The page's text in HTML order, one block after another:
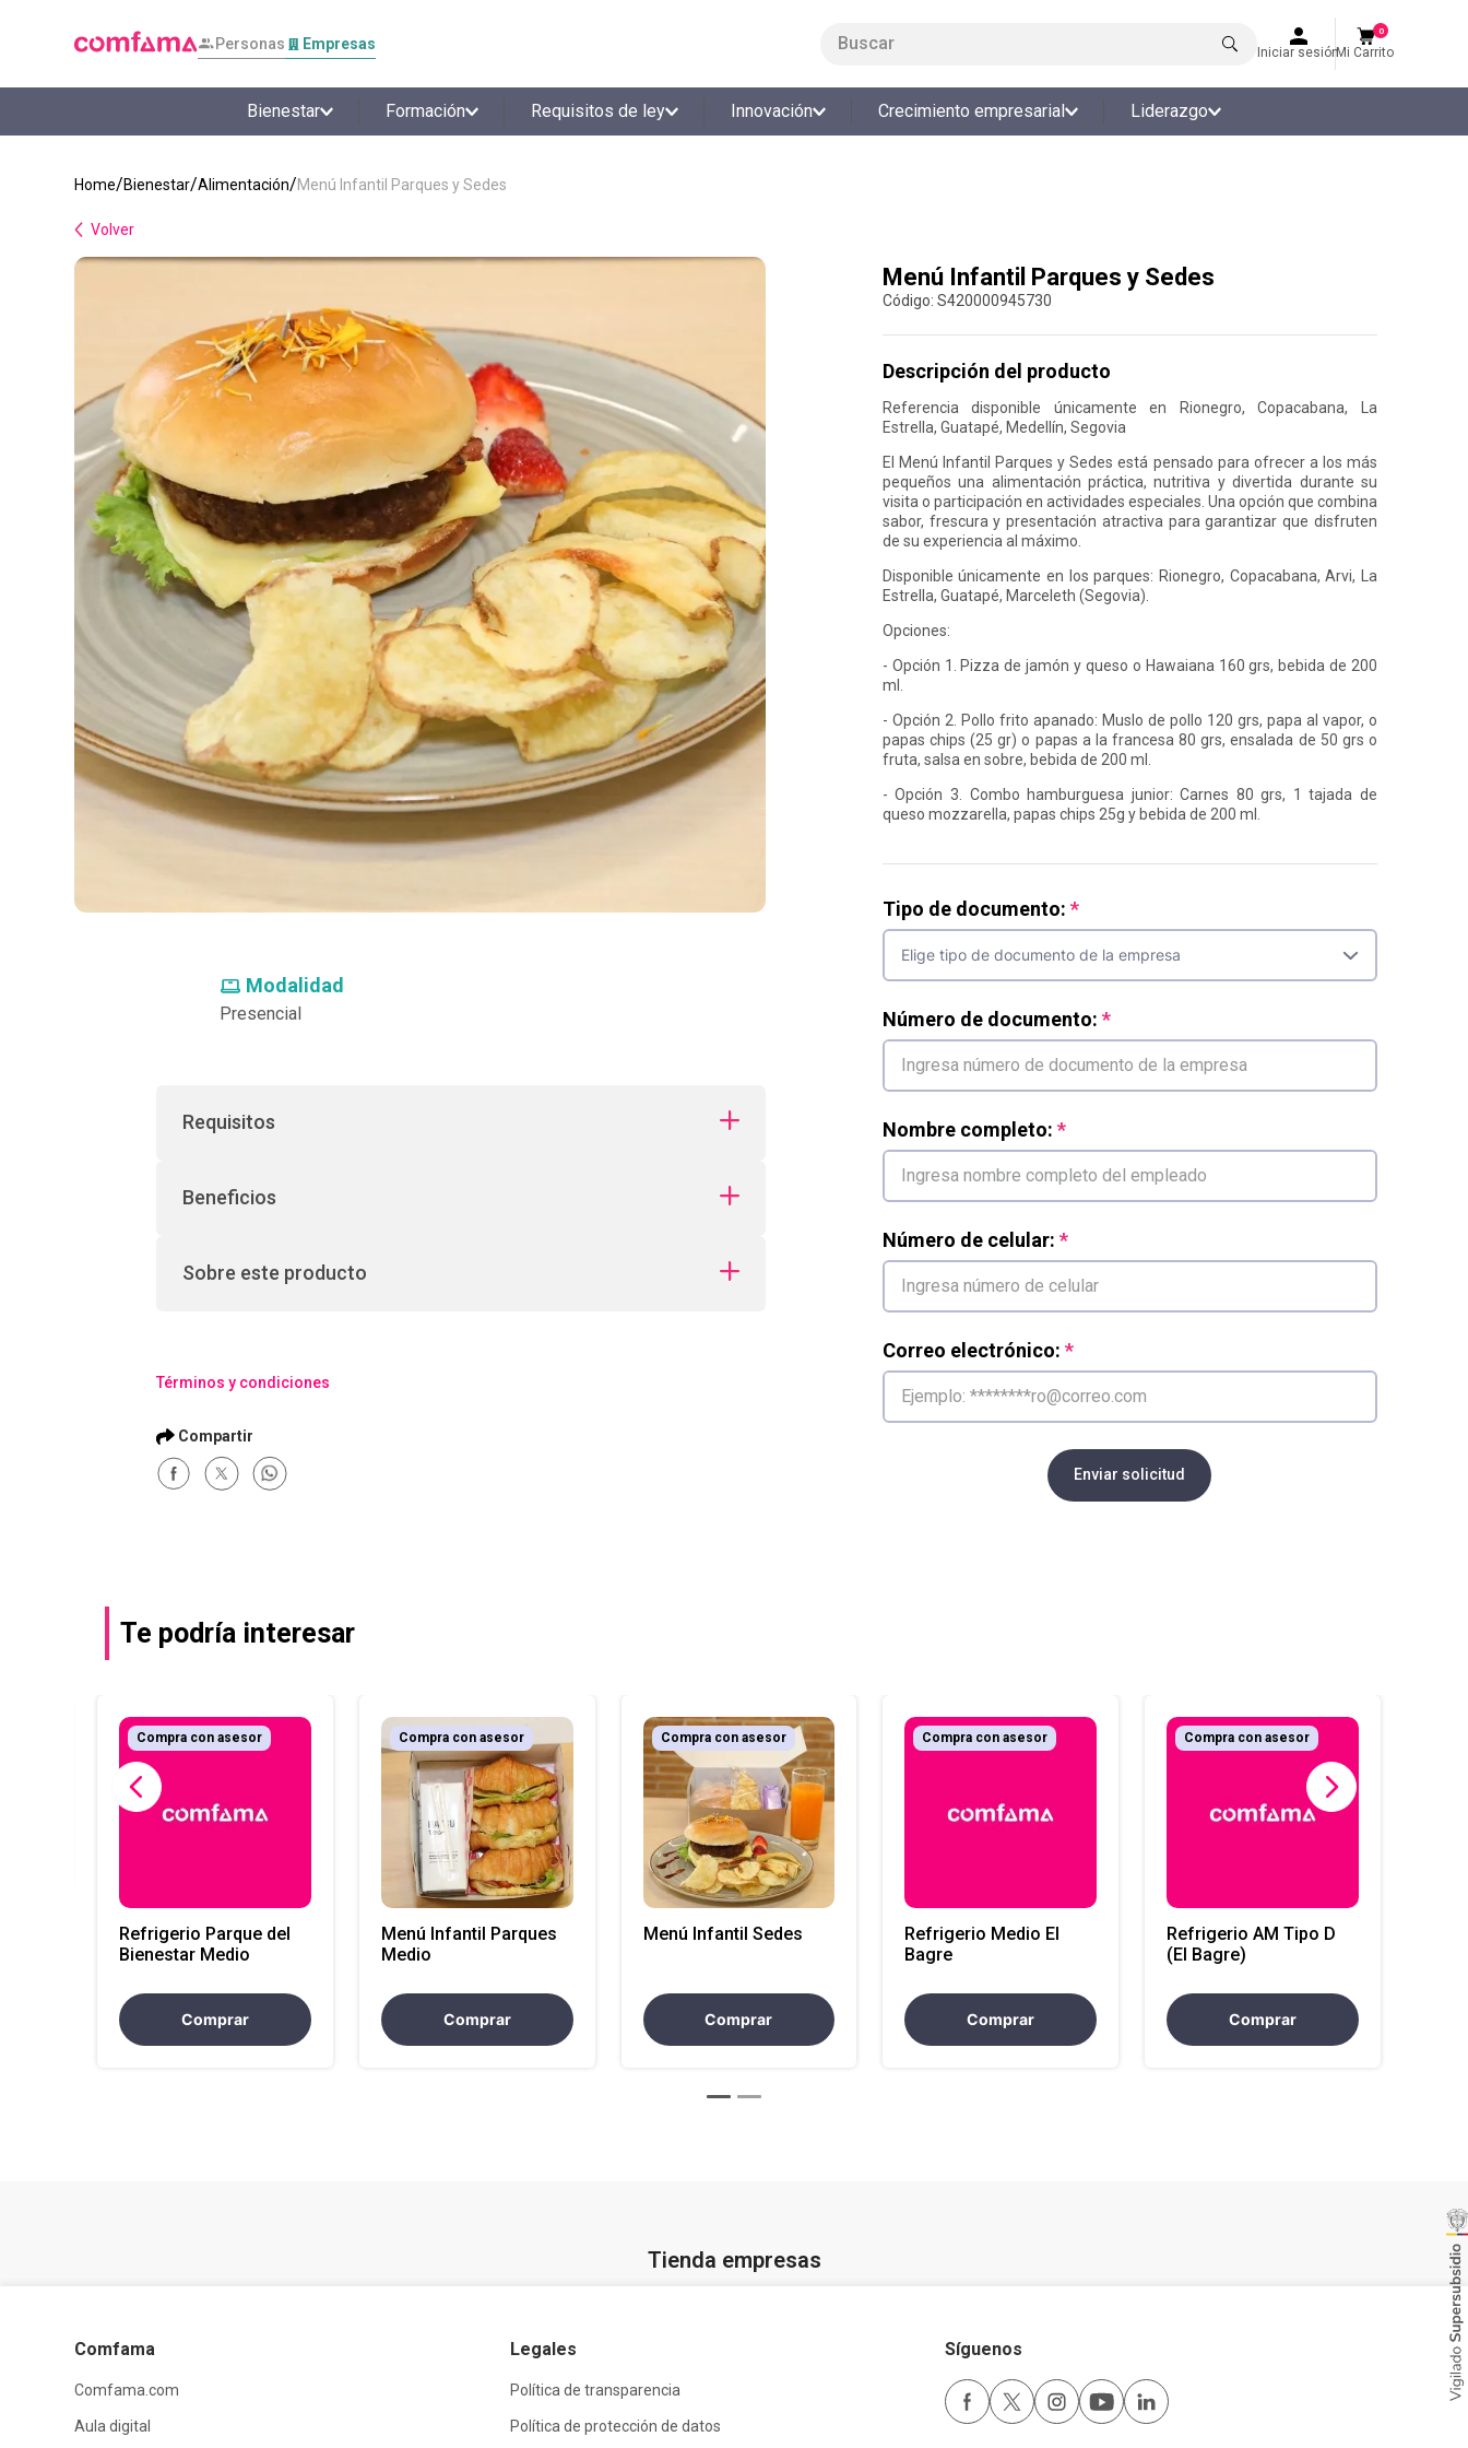
Personas Empresas Iniciar sesiónMi Carrito
0
Bienestar Formación Requisitos de ley Innovación Crecimiento empresarial Liderazgo
Bienestar Alimentación Menú Infantil Parques y Sedes
Volver
Modalidad
Presencial
Requisitos
Beneficios
Sobre este producto
Términos y condiciones
Menú Infantil Parques y Sedes
: S420000945730
Descripción del producto
Referencia disponible únicamente en Rionegro, Copacabana, La
Estrella, Guatapé, Medellín, Segovia
El Menú Infantil Parques y Sedes está pensado para ofrecer a los más
pequeños una alimentación práctica, nutritiva y divertida durante su
visita o participación en actividades especiales. Una opción que combina
sabor, frescura y presentación atractiva para garantizar que disfruten
de su experiencia al máximo.
Disponible únicamente en los parques: Rionegro, Copacabana, Arvi, La
Estrella, Guatapé, Marceleth (Segovia).
Opciones:
- Opción 1. Pizza de jamón y queso o Hawaiana 160 grs, bebida de 200
ml.
- Opción 2. Pollo frito apanado: Muslo de pollo 120 grs, papa al vapor, o
papas chips (25 gr) o papas a la francesa 80 grs, ensalada de 50 grs o
fruta, salsa en sobre, bebida de 200 ml.
- Opción 3. Combo hamburguesa junior: Carnes 80 grs, 1 tajada de
queso mozzarella, papas chips 25g y bebida de 200 ml.
Tipo de documento:
Número de documento:
Nombre completo:
Número de celular:
Correo electrónico:
Enviar solicitud
Te podría interesar
Refrigerio Parque del
Bienestar Medio
Comprar
Compra con asesor
Menú Infantil Parques
Medio
Comprar
Compra con asesor
Menú Infantil Sedes
Comprar
Compra con asesor
Refrigerio Medio El
Bagre
Comprar
Compra con asesor
Refrigerio AM Tipo D
(El Bagre)
Comprar
Compra con asesor
Tienda empresas
Comfama
Comfama.com
Aula digital
Legales
Política de transparencia
Política de protección de datos
Síguenos
LO MÁS BUSCADO
1.
smart fit
talleres creativos
8.
salon
9
10. retiro laboral